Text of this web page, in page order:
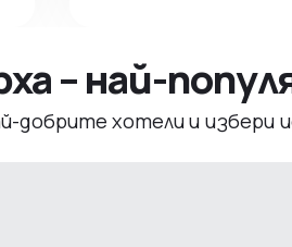
– най-
добрите хотели и